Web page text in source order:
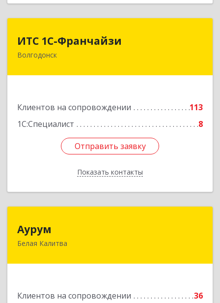
ИТС 1С-Франчайзи
Волгодонск
Клиентов на сопровождении
113
1С:Специалист
8
Отправить заявку
Показать контакты
ИТС 1С-Франчайзи
347380, Ростовская обл, Волгодонск г, Гагарина
Отправить заявку
Назад
Аурум
Белая Калитва
Клиентов на сопровождении 36
347044, Ростовская обл, Белокалитвинский р-н,